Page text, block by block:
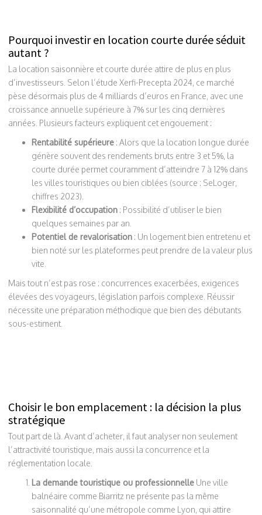
Pourquoi investir en location courte durée séduit
autant ?
La location saisonnière et courte durée attire de plus en plus
d’investisseurs. Selon l’étude Xerfi-Precepta 2024, ce marché
pèse désormais plus de 4 milliards d’euros en France, avec une
croissance annuelle supérieure à 7% sur les cinq dernières
années. Plusieurs facteurs expliquent cet engouement :
Rentabilité supérieure : Alors que la location longue durée
génère souvent des rendements bruts entre 3 et 5%, la
courte durée permet couramment d’atteindre 7 à 12% dans
les villes touristiques ou bien ciblées (source : SeLoger,
chiffres 2023).
Flexibilité d’occupation : Possibilité d’utiliser le bien
quelques semaines par an.
Potentiel de revalorisation : Un logement bien entretenu et
bien noté sur les plateformes peut prendre de la valeur plus
vite.
Mais tout n’est pas rose : concurrences exacerbées, exigences
élevées des voyageurs, législation parfois complexe. Réussir
nécessite une préparation méthodique que bien des débutants
sous-estiment.
Choisir le bon emplacement : la décision la plus
stratégique
Tout part de là. Avant d’acheter, il faut analyser non seulement
l’attractivité touristique, mais aussi la concurrence et la
réglementation locale.
La demande touristique ou professionnelle Une ville
balnéaire comme Biarritz ne présente pas la même
saisonnalité qu’une métropole comme Lyon, qui attire